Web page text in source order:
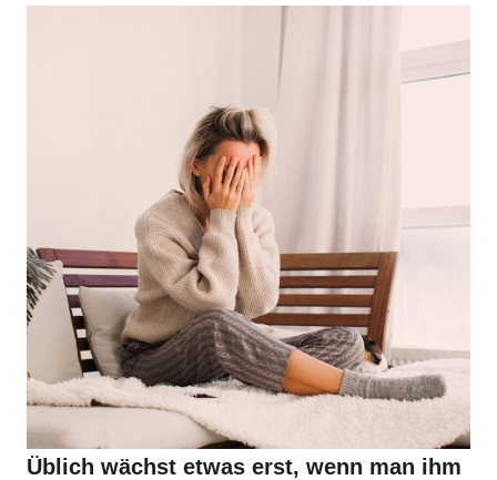
Üblich wächst etwas erst, wenn man ihm